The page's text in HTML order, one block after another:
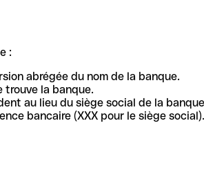
:
abrégée du nom de la banque.
trouve la banque.
au lieu du siège social de la
bancaire (XXX pour le siège social).